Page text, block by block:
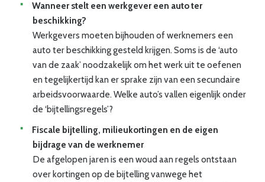
Wanneer stelt een werkgever een auto ter
beschikking?
Werkgevers moeten bijhouden of werknemers een
auto ter beschikking gesteld krijgen. Soms is de ‘auto
van de zaak’ noodzakelijk om het werk uit te oefenen
en tegelijkertijd kan er sprake zijn van een secundaire
arbeidsvoorwaarde. Welke auto’s vallen eigenlijk onder
de ‘bijtellingsregels’?
Fiscale bijtelling, milieukortingen en de eigen
bijdrage van de werknemer
De afgelopen jaren is een woud aan regels ontstaan
over kortingen op de bijtelling vanwege het